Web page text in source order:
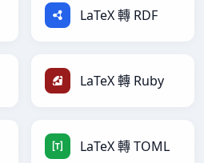
LaTeX 轉 RDF
LaTeX 轉 Ruby
LaTeX 轉 TOML